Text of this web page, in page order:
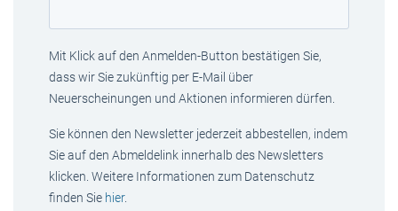
Mit Klick auf den Anmelden-Button bestätigen Sie,
dass wir Sie zukünftig per E-Mail über
Neuerscheinungen und Aktionen informieren dürfen.
Sie können den Newsletter jederzeit abbestellen, indem
Sie auf den Abmeldelink innerhalb des Newsletters
klicken. Weitere Informationen zum Datenschutz
finden Sie hier.